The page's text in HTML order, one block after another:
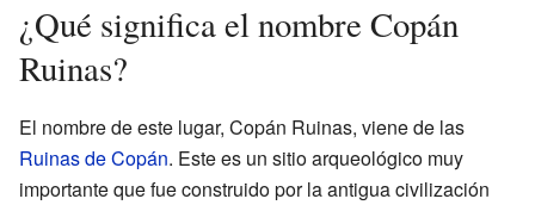
¿Qué significa el nombre Copán
Ruinas?
El nombre de este lugar, Copán Ruinas, viene de las
Ruinas de Copán. Este es un sitio arqueológico muy
importante que fue construido por la antigua civilización